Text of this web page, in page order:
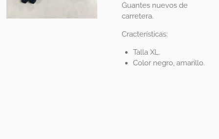
Guantes nuevos de
carretera.
Cracterísticas:
Talla XL.
Color negro, amarillo.